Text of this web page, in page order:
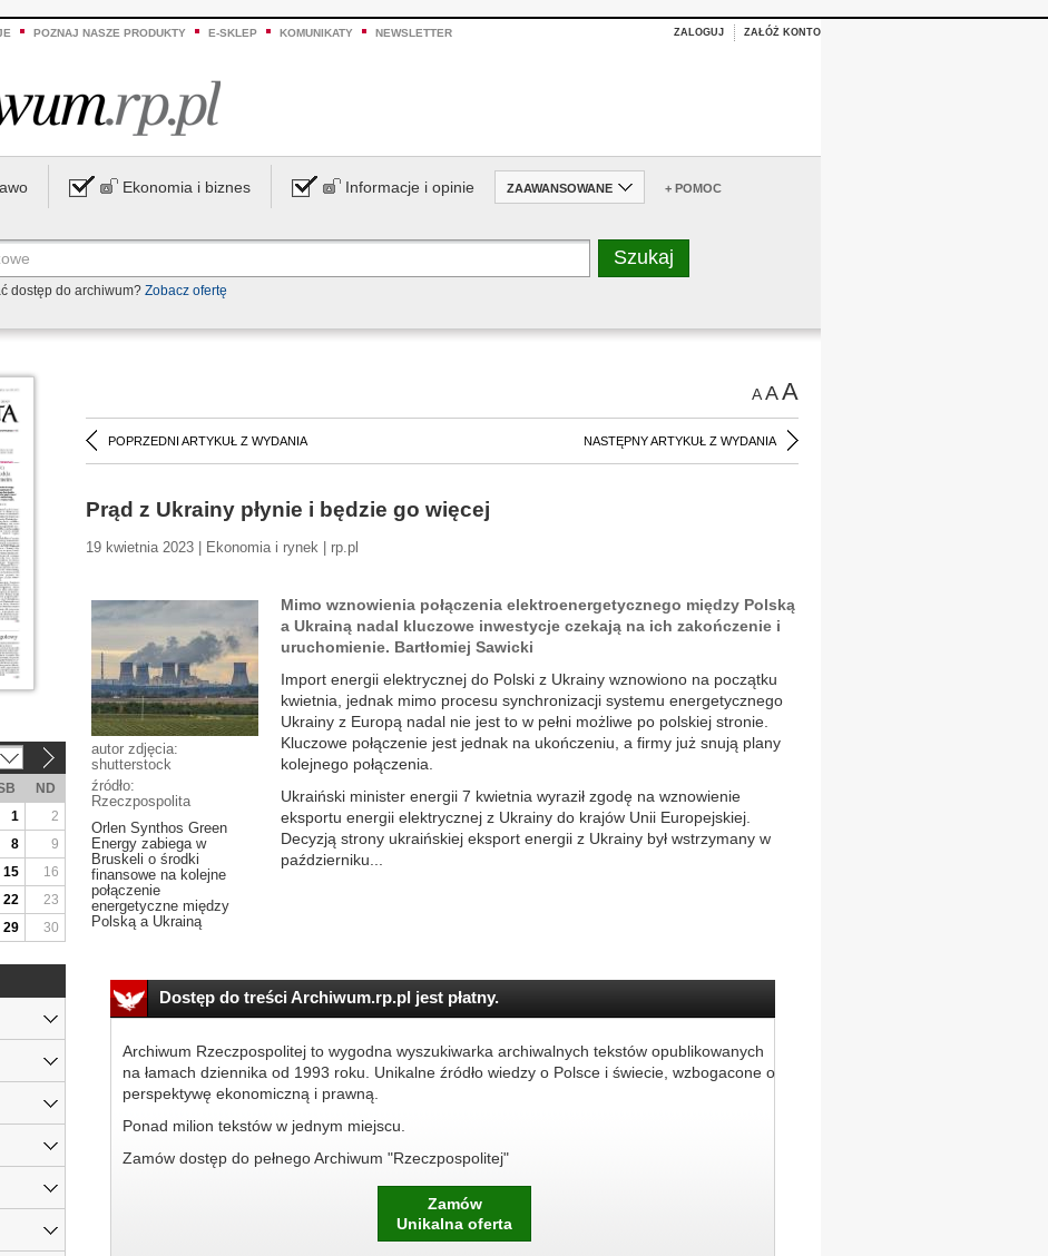
POZNAJ NASZE PRODUKTY E-SKLEP KOMUNIKATY NEWSLETTER ZALOGUJ ZAŁÓŻ KONTO
Ekonomia i biznes Informacje i opinie ZAAWANSOWANE + POMOC
dostęp do archiwum? Zobacz ofertę
AAA
POPRZEDNI ARTYKUŁ Z WYDANIA NASTĘPNY ARTYKUŁ Z WYDANIA
Prąd z Ukrainy płynie i będzie go więcej
19 kwietnia 2023 | Ekonomia i rynek | rp.pl
autor zdjęcia:
shutterstock
źródło:
Rzeczpospolita
Orlen Synthos Green
Energy zabiega w
Bruskeli o środki
finansowe na kolejne
połączenie
energetyczne między
Polską a Ukrainą
Mimo wznowienia połączenia elektroenergetycznego między Polską
a Ukrainą nadal kluczowe inwestycje czekają na ich zakończenie i
uruchomienie. Bartłomiej Sawicki
Import energii elektrycznej do Polski z Ukrainy wznowiono na początku
kwietnia, jednak mimo procesu synchronizacji systemu energetycznego
Ukrainy z Europą nadal nie jest to w pełni możliwe po polskiej stronie.
Kluczowe połączenie jest jednak na ukończeniu, a firmy już snują plany
kolejnego połączenia.
Ukraiński minister energii 7 kwietnia wyraził zgodę na wznowienie
eksportu energii elektrycznej z Ukrainy do krajów Unii Europejskiej.
Decyzją strony ukraińskiej eksport energii z Ukrainy był wstrzymany w
październiku...
Dostęp do treści Archiwum.rp.pl jest płatny.
Archiwum Rzeczpospolitej to wygodna wyszukiwarka archiwalnych tekstów opublikowanych
na łamach dziennika od 1993 roku. Unikalne źródło wiedzy o Polsce i świecie, wzbogacone o
perspektywę ekonomiczną i prawną.
Ponad milion tekstów w jednym miejscu.
Zamów dostęp do pełnego Archiwum "Rzeczpospolitej"
Zamów
Unikalna oferta
ND
1
2
8
9
15
16
22
23
29 30